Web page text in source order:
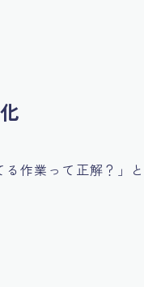
る作業って正解？」